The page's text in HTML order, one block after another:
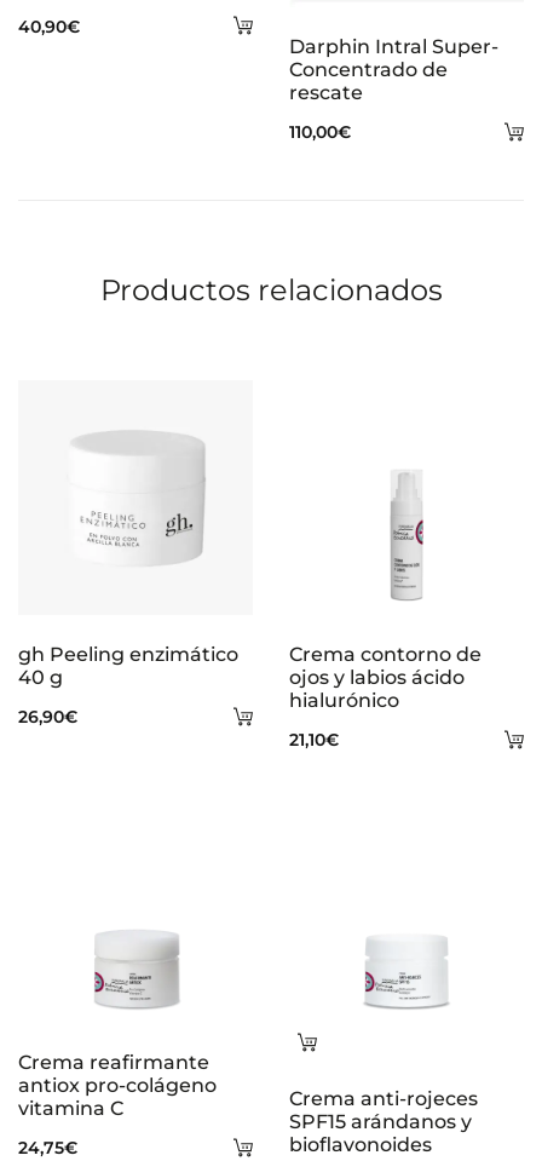
Añadir
carrito
40,90€
Darphin Intral Super-
Concentrado de
rescate
110,00€
Productos relacionados
Añadir
gh Peeling enzimático
40 g
26,90€
Crema contorno de
ojos y labios ácido
hialurónico
21,10€
Añadir
Crema reafirmante
antiox pro-colágeno
vitamina C
24,75€
Leer
Crema anti-rojeces
SPF15 arándanos y
bioflavonoides